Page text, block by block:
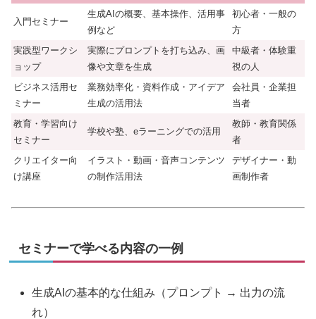
入門セミナー
生成AIの概要、基本操作、活用事
例など
初心者・一般の
方
実践型ワークシ
ョップ
実際にプロンプトを打ち込み、画
像や文章を生成
中級者・体験重
視の人
ビジネス活用セ
ミナー
業務効率化・資料作成・アイデア
生成の活用法
会社員・企業担
当者
教育・学習向け
セミナー
学校や塾、eラーニングでの活用
教師・教育関係
者
クリエイター向
け講座
イラスト・動画・音声コンテンツ
の制作活用法
デザイナー・動
画制作者
セミナーで学べる内容の一例
生成AIの基本的な仕組み（プロンプト → 出力の流
れ）